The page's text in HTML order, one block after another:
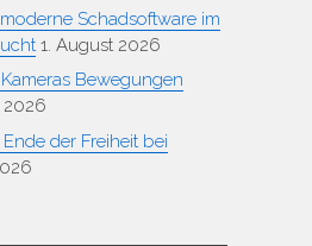
Schadsoftware im
1. August 2026
Bewegungen
2026
der Freiheit bei